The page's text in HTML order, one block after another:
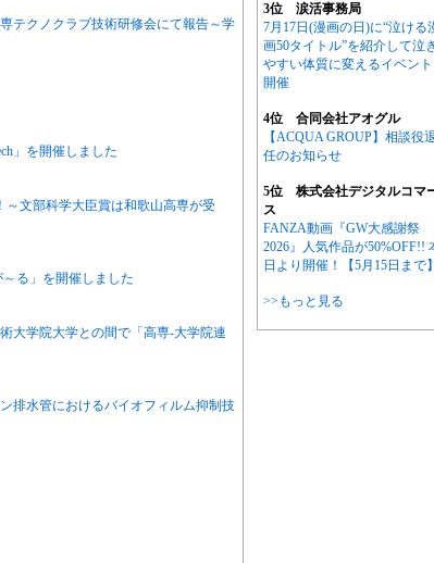
テクノクラブ技術研修会にて報告～学
」を開催しました
～文部科学大臣賞は和歌山高専が受
る」を開催しました
大学院大学との間で「高専-大学院連
排水管におけるバイオフィルム抑制技
3位 涙活事務局
7月17日(漫画の日)に“泣ける
画50タイトル”を紹介して泣
やすい体質に変えるイベン
開催
4位 合同会社アオグル
【ACQUA GROUP】相談役
任のお知らせ
5位 株式会社デジタルコマ
ス
FANZA動画『GW大感謝祭
2026』人気作品が50%OFF!!
日より開催！【5月15日まで】
>>もっと見る